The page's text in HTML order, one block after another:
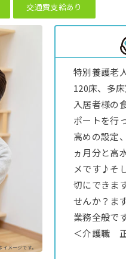
交通費支給あり
イメージです。
特別養護老
120床、多
入居者様の
ポートを行
高めの設定
ヵ月分と高
メです♪そ
切にできま
せんか？ま
業務全般です
＜介護職